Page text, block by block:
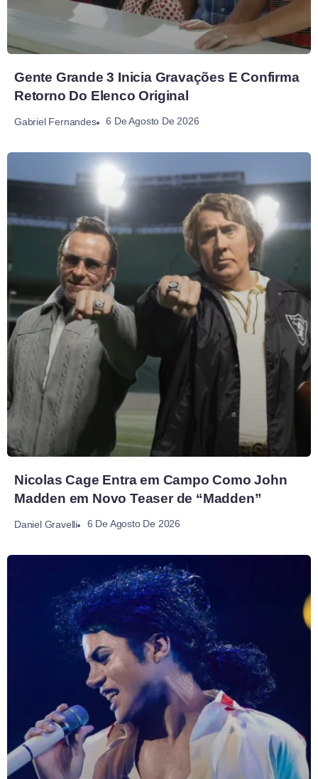
Gente Grande 3 Inicia Gravações E Confirma
Retorno Do Elenco Original
Gabriel Fernandes 6 De Agosto De 2026
Nicolas Cage Entra em Campo Como John
Madden em Novo Teaser de “Madden”
Daniel Gravelli 6 De Agosto De 2026